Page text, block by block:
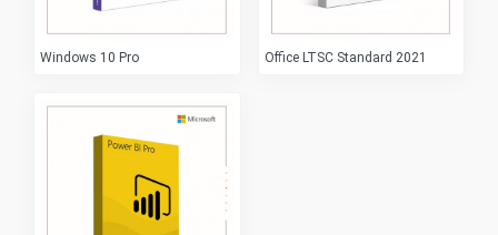
Windows 10 Pro Office LTSC Standard 2021